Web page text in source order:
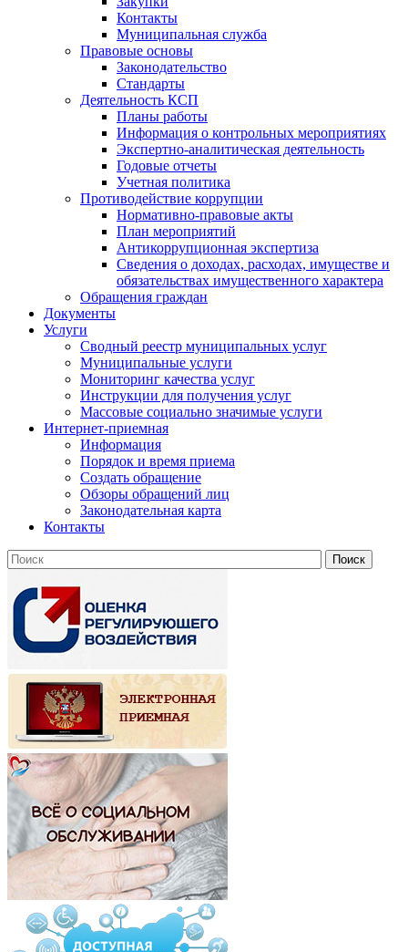
Контакты
Муниципальная служба
Правовые основы
Законодательство
Стандарты
Деятельность КСП
Планы работы
Информация о контрольных мероприятиях
Экспертно-аналитическая деятельность
Годовые отчеты
Учетная политика
Противодействие коррупции
Нормативно-правовые акты
План мероприятий
Антикоррупционная экспертиза
Сведения о доходах, расходах, имуществе и
обязательствах имущественного характера
Обращения граждан
Документы
Услуги
Сводный реестр муниципальных услуг
Муниципальные услуги
Мониторинг качества услуг
Инструкции для получения услуг
Массовые социально значимые услуги
Интернет-приемная
Информация
Порядок и время приема
Создать обращение
Обзоры обращений лиц
Законодательная карта
Контакты